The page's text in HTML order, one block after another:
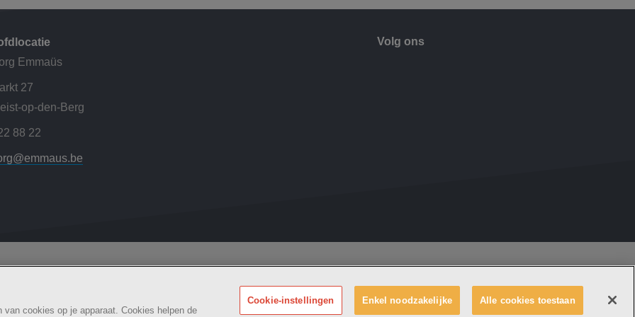
Emmaüs
27
op-den-Berg
88 22
Volg ons
Maatschappelijke zetel Edgard Tinellaan 1c, 2800 Mechelen
BE 0411 515 075, RPR Antwerpen (Mechelen)
van cookies op je apparaat. Cookies helpen de
Cookie-instellingen Enkel noodzakelijke Alle cookies toestaan